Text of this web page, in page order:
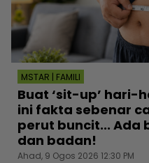
MSTAR | FAMILI
Buat ‘sit-up’ hari-
ini fakta sebenar
perut buncit... Ada
dan badan!
Ahad, 9 Ogos 2026 12:30 PM